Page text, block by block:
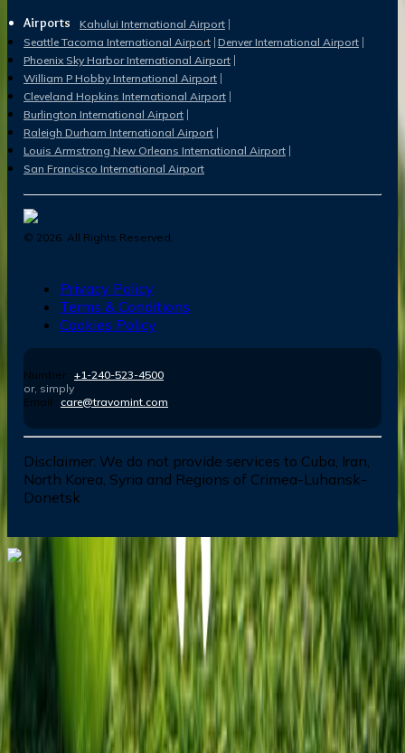
Airports
Kahului International Airport
Seattle Tacoma International Airport Denver International Airport
Phoenix Sky Harbor International Airport
William P Hobby International Airport
Cleveland Hopkins International Airport
Burlington International Airport
Raleigh Durham International Airport
Louis Armstrong New Orleans International Airport
San Francisco International Airport
© 2026 . All Rights Reserved.
Privacy Policy
Terms & Conditions
Cookies Policy
Number : +1-240-523-4500
or, simply
Email : care@travomint.com
Disclaimer: We do not provide services to Cuba, Iran,
North Korea, Syria and Regions of Crimea-Luhansk-
Donetsk
Dial In for Bigger Savings: Exclusive Deals!
+1-240-523-4500